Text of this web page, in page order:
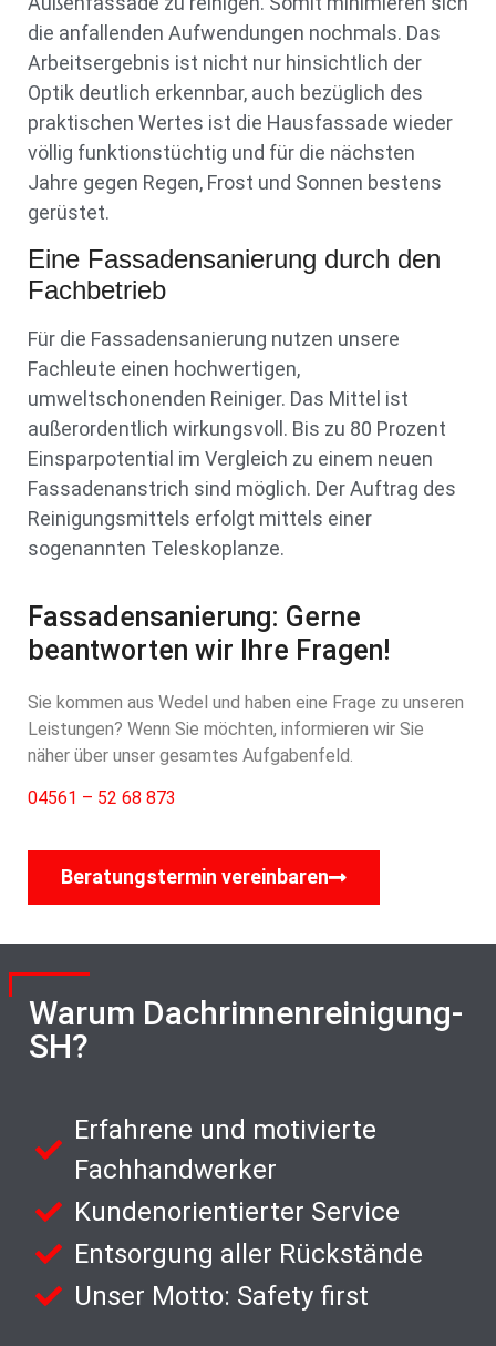
die anfallenden Aufwendungen nochmals. Das
Arbeitsergebnis ist nicht nur hinsichtlich der
Optik deutlich erkennbar, auch bezüglich des
praktischen Wertes ist die Hausfassade wieder
völlig funktionstüchtig und für die nächsten
Jahre gegen Regen, Frost und Sonnen bestens
gerüstet.
Eine Fassadensanierung durch den
Fachbetrieb
Für die Fassadensanierung nutzen unsere
Fachleute einen hochwertigen,
umweltschonenden Reiniger. Das Mittel ist
außerordentlich wirkungsvoll. Bis zu 80 Prozent
Einsparpotential im Vergleich zu einem neuen
Fassadenanstrich sind möglich. Der Auftrag des
Reinigungsmittels erfolgt mittels einer
sogenannten Teleskoplanze.
Fassadensanierung: Gerne
beantworten wir Ihre Fragen!
Sie kommen aus Wedel und haben eine Frage zu unseren
Leistungen? Wenn Sie möchten, informieren wir Sie
näher über unser gesamtes Aufgabenfeld.
04561 – 52 68 873
Beratungstermin vereinbaren
Warum Dachrinnenreinigung-
SH?
Erfahrene und motivierte
Fachhandwerker
Kundenorientierter Service
Entsorgung aller Rückstände
Unser Motto: Safety first